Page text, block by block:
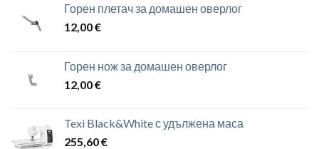
Горен плетач за домашен оверлог
12,00€
Горен нож за домашен оверлог
12,00€
Texi Black&White с удължена маса
255,60€